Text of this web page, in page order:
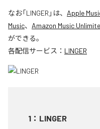
なお「LINGER 」は、 Apple
Music、 Amazon Music
ができる。
各配信サービス： LINGER
1 ： LINGER